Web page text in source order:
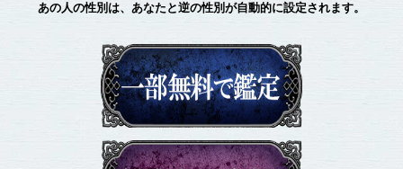
あの人の性別は、あなたと逆の性別が自動的に設定されます。